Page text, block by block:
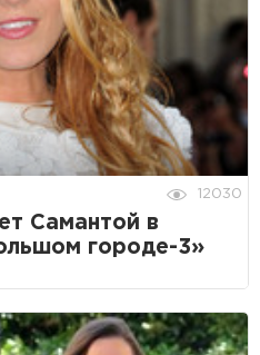
12030
Самантой в
городе-3»